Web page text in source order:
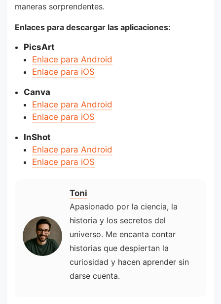
maneras sorprendentes.
Enlaces para descargar las aplicaciones:
PicsArt
Enlace para Android
Enlace para iOS
Canva
Enlace para Android
Enlace para iOS
InShot
Enlace para Android
Enlace para iOS
Toni
Apasionado por la ciencia, la
historia y los secretos del
universo. Me encanta contar
historias que despiertan la
curiosidad y hacen aprender sin
darse cuenta.